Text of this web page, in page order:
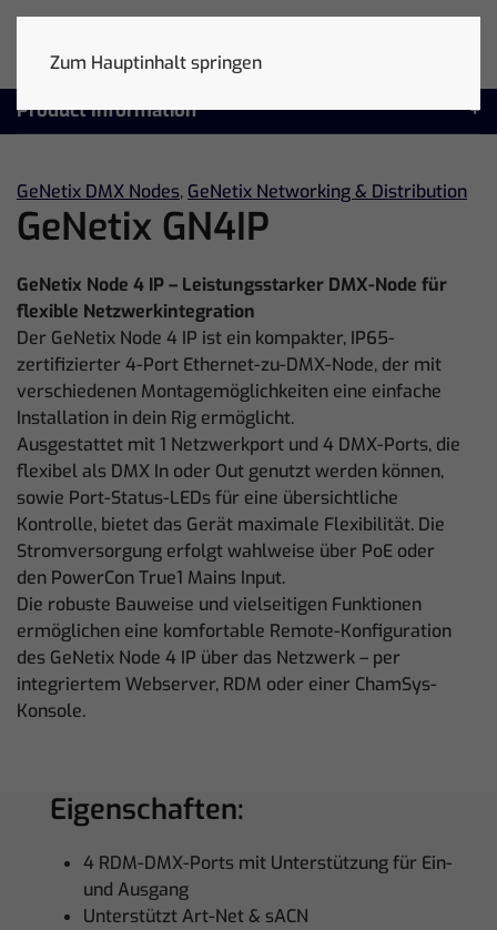
Zum Hauptinhalt springen
Product Information
GeNetix DMX Nodes, GeNetix Networking & Distribution
GeNetix GN4IP
GeNetix Node 4 IP – Leistungsstarker DMX-Node für
flexible Netzwerkintegration
Der GeNetix Node 4 IP ist ein kompakter, IP65-
zertifizierter 4-Port Ethernet-zu-DMX-Node, der mit
verschiedenen Montagemöglichkeiten eine einfache
Installation in dein Rig ermöglicht.
Ausgestattet mit 1 Netzwerkport und 4 DMX-Ports, die
flexibel als DMX In oder Out genutzt werden können,
sowie Port-Status-LEDs für eine übersichtliche
Kontrolle, bietet das Gerät maximale Flexibilität. Die
Stromversorgung erfolgt wahlweise über PoE oder
den PowerCon True1 Mains Input.
Die robuste Bauweise und vielseitigen Funktionen
ermöglichen eine komfortable Remote-Konfiguration
des GeNetix Node 4 IP über das Netzwerk – per
integriertem Webserver, RDM oder einer ChamSys-
Konsole.
Eigenschaften:
4 RDM-DMX-Ports mit Unterstützung für Ein-
und Ausgang
Unterstützt Art-Net & sACN